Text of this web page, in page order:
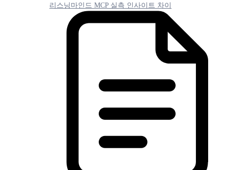
리스닝마인드 MCP 실측 인사이트 차이